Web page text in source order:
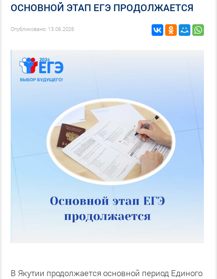
ОСНОВНОЙ ЭТАП ЕГЭ ПРОДОЛЖАЕТСЯ
Опубликовано: 13.06.2026
В Якутии продолжается основной период Единого